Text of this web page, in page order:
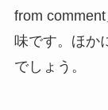
from
味です。ほか
でしょう。